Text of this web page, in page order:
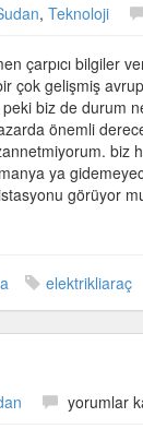
, Teknoloji
çarpıcı
çok gelişmiş
peki biz de
önemli
ya
görüyor
elektrikliaraç
Elektrikli
yorumlar